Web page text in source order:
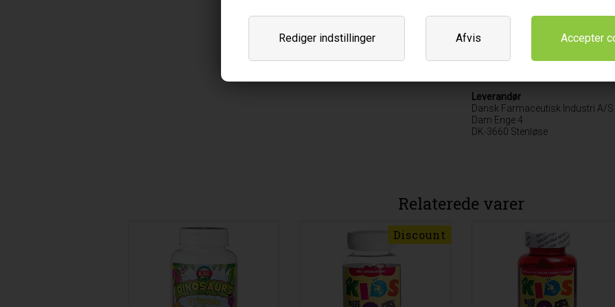
Rediger indstillinger AfvisCanada
Varebetegnelse
Leverandør
Dansk Farmaceutisk Industri A/S
Dam Enge 4
DK-3660 Stenløse
Relaterede varer
Discount